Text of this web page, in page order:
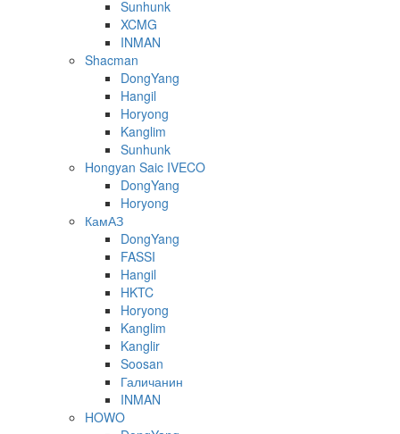
Sunhunk
XCMG
INMAN
Shacman
DongYang
Hangil
Horyong
Kanglim
Sunhunk
Hongyan Saic IVECO
DongYang
Horyong
КамАЗ
DongYang
FASSI
Hangil
HKTC
Horyong
Kanglim
Kanglir
Soosan
Галичанин
INMAN
HOWO